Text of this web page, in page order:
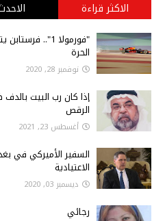
الاكثر قراءة
"فورمولا 1"..
الحرة
نوفمبر 28, 2020
إذا كان رب البيت
الرقص
أغسطس 23, 2021
السفير الأميركي في
الاعتيادية
ديسمبر 03, 2020
رجائي